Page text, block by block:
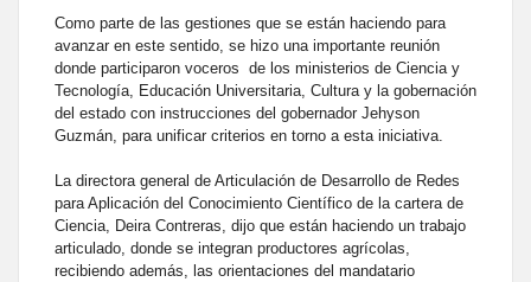
Como parte de las gestiones que se están haciendo para
avanzar en este sentido, se hizo una importante reunión
donde participaron voceros de los ministerios de Ciencia y
Tecnología, Educación Universitaria, Cultura y la gobernación
del estado con instrucciones del gobernador Jehyson
Guzmán, para unificar criterios en torno a esta iniciativa.
La directora general de Articulación de Desarrollo de Redes
para Aplicación del Conocimiento Científico de la cartera de
Ciencia, Deira Contreras, dijo que están haciendo un trabajo
articulado, donde se integran productores agrícolas,
recibiendo además, las orientaciones del mandatario